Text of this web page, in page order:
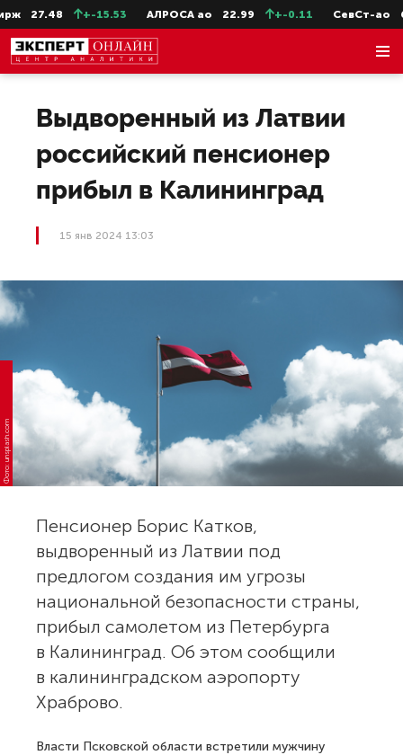
27.48 +-15.53 АЛРОСА ао 22.99 +-0.11 СевСт-ао
Выдворенный из Латвии
российский пенсионер
прибыл в Калининград
15 янв 2024 13:03
Фото: unsplash.com
Пенсионер Борис Катков,
выдворенный из Латвии под
предлогом создания им угрозы
национальной безопасности страны,
прибыл самолетом из Петербурга
в Калининград. Об этом сообщили
в калининградском аэропорту
Храброво.
Власти Псковской области встретили мужчину